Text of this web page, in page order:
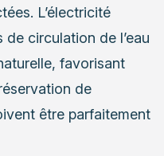
L’électricité
de circulation de l’eau
favorisant
de
être parfaitement